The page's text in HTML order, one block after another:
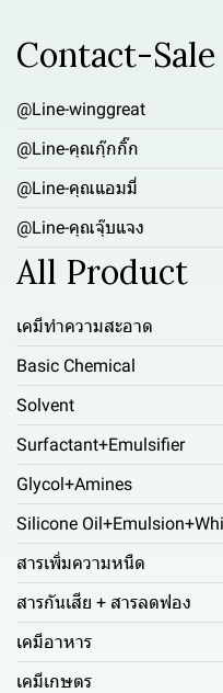
Contact-Sale
@Line-winggreat
@Line-คุณกุ๊กกิ๊ก
@Line-คุณแอมมี่
@Line-คุณจุ๊บแจง
All Product
เคมีทำความสะอาด
Basic Chemical
Solvent
Surfactant+Emulsifier
Glycol+Amines
Silicone
สารเพิ่มความหนืด
สารกันเสีย + สารลดฟอง
เคมีอาหาร
เคมีเกษตร